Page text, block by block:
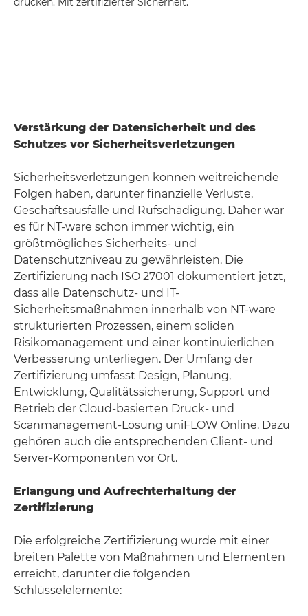
Verstärkung der Datensicherheit und des
Schutzes vor Sicherheitsverletzungen
Sicherheitsverletzungen können weitreichende
Folgen haben, darunter finanzielle Verluste,
Geschäftsausfälle und Rufschädigung. Daher war
es für NT-ware schon immer wichtig, ein
größtmögliches Sicherheits- und
Datenschutzniveau zu gewährleisten. Die
Zertifizierung nach ISO 27001 dokumentiert jetzt,
dass alle Datenschutz- und IT-
Sicherheitsmaßnahmen innerhalb von NT-ware
strukturierten Prozessen, einem soliden
Risikomanagement und einer kontinuierlichen
Verbesserung unterliegen. Der Umfang der
Zertifizierung umfasst Design, Planung,
Entwicklung, Qualitätssicherung, Support und
Betrieb der Cloud-basierten Druck- und
Scanmanagement-Lösung uniFLOW Online. Dazu
gehören auch die entsprechenden Client- und
Server-Komponenten vor Ort.
Erlangung und Aufrechterhaltung der
Zertifizierung
Die erfolgreiche Zertifizierung wurde mit einer
breiten Palette von Maßnahmen und Elementen
erreicht, darunter die folgenden
Schlüsselelemente: